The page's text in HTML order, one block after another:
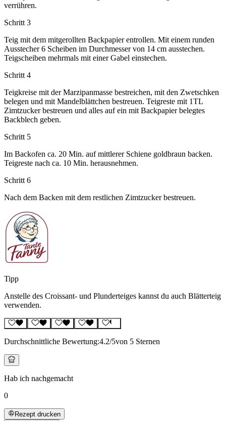
verrühren.
Schritt 3
Teig mit dem mitgerollten Backpapier entrollen. Mit einem runden
Ausstecher 6 Scheiben im Durchmesser von 14 cm ausstechen.
Teigscheiben mehrmals mit einer Gabel einstechen.
Schritt 4
Teigkreise mit der Marzipanmasse bestreichen, mit den Zwetschken
belegen und mit Mandelblättchen bestreuen. Teigreste mit 1TL
Zimtzucker bestreuen und alles auf ein mit Backpapier belegtes
Backblech geben.
Schritt 5
Im Backofen ca. 20 Min. auf mittlerer Schiene goldbraun backen.
Teigreste nach ca. 10 Min. herausnehmen.
Schritt 6
Nach dem Backen mit dem restlichen Zimtzucker bestreuen.
Tipp
Anstelle des Croissant- und Plunderteiges kannst du auch Blätterteig
verwenden.
Durchschnittliche Bewertung:4.2/5von 5 Sternen
Hab ich nachgemacht
0
Rezept drucken